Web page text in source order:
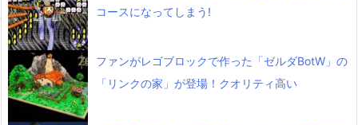
コースになってしまう!
ファンがレゴブロックで作った「ゼルダBotW」の
「リンクの家」が登場！クオリティ高い